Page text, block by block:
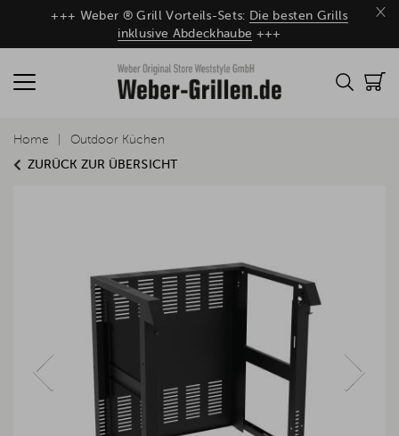
×
+++ Weber ® Grill Vorteils-Sets: Die besten Grills
inklusive Abdeckhaube +++
ZURÜCK ZUR ÜBERSICHT
Home Outdoor Küchen